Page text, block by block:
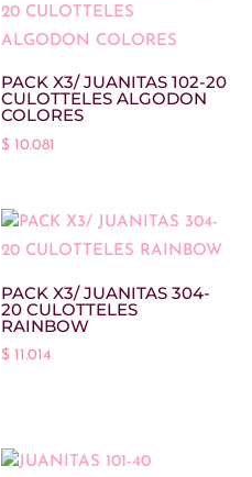
PACK X3/ JUANITAS 102-20
CULOTTELES ALGODON
COLORES
$10.081
PACK X3/ JUANITAS 304-
20 CULOTTELES
RAINBOW
$11.014